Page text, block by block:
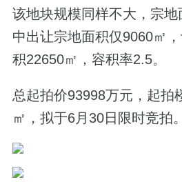
该地块规模同样不大，宗
中出让宗地面积仅9060㎡
积22650㎡，容积率2.5。
总起拍价93998万元，起拍
㎡，拟于6月30日限时竞拍。